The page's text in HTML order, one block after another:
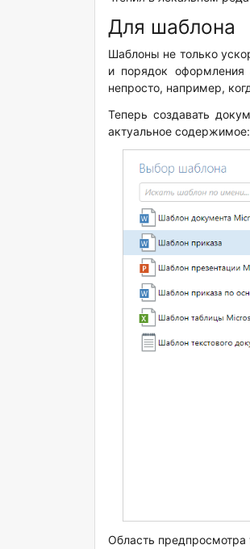
Для шаблона
Шаблоны не только
и порядок
непросто, например,
Теперь создавать
актуальное содержимое:
Область предпросмотра